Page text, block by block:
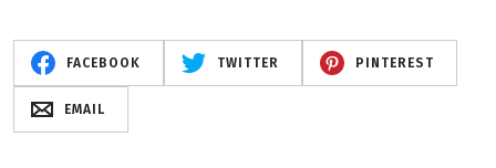
FACEBOOK TWITTER PINTEREST
EMAIL